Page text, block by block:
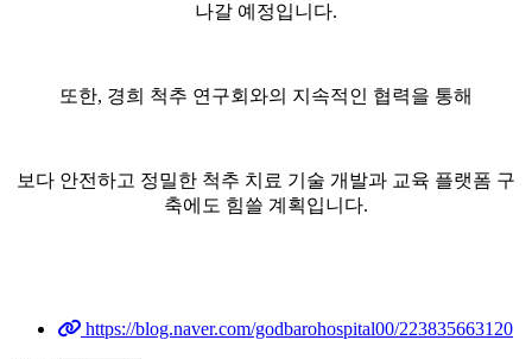
나갈 예정입니다.
또한, 경희 척추 연구회와의 지속적인 협력을 통해
보다 안전하고 정밀한 척추 치료 기술 개발과 교육 플랫폼 구
축에도 힘쓸 계획입니다.
https://blog.naver.com/godbarohospital00/223835663120